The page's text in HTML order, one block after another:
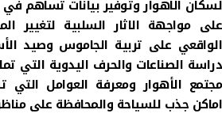
لسكان الاهوار وتوفير بيانات تساهم
على مواجهة الاثار السلبية لتغيير
الواقعي على تربية الجاموس وصيد
دراسة الصناعات والحرف اليدوية
مجتمع الأهوار ومعرفة العوامل
اماكن جذب للسياحة والمحافظة على